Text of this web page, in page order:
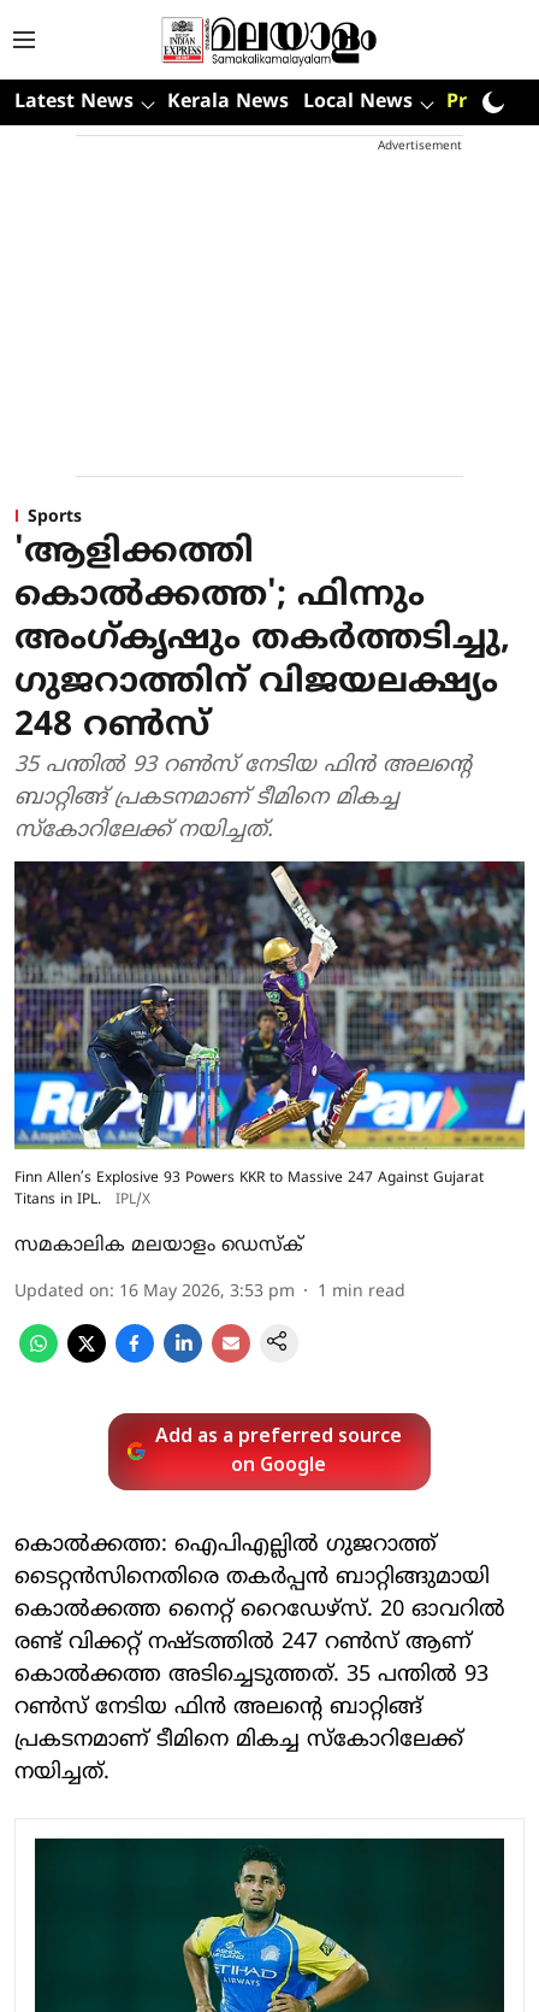
Latest News Kerala News Local News Premium
Advertisement
Sports
'ആളിക്കത്തി
കൊൽക്കത്ത'; ഫിന്നും
അംഗ്കൃഷും തകർത്തടിച്ചു,
ഗുജറാത്തിന് വിജയലക്ഷ്യം
248 റൺസ്
35 പന്തിൽ 93 റൺസ് നേടിയ ഫിൻ അലന്റെ
ബാറ്റിങ്ങ് പ്രകടനമാണ് ടീമിനെ മികച്ച
സ്കോറിലേക്ക് നയിച്ചത്.
Finn Allen’s Explosive 93 Powers KKR to Massive 247 Against Gujarat
Titans in IPL.
IPL/X
സമകാലിക മലയാളം ഡെസ്ക്
Updated on: 16 May 2026, 3:53 pm 1 min read
Add as a preferred source
on Google
കൊൽക്കത്ത: ഐപിഎല്ലിൽ ഗുജറാത്ത്
ടൈറ്റൻസിനെതിരെ തകർപ്പൻ ബാറ്റിങ്ങുമായി
കൊൽക്കത്ത നൈറ്റ് റൈഡേഴ്‌സ്. 20 ഓവറിൽ
രണ്ട് വിക്കറ്റ് നഷ്ടത്തിൽ 247 റൺസ് ആണ്
കൊൽക്കത്ത അടിച്ചെടുത്തത്. 35 പന്തിൽ 93
റൺസ് നേടിയ ഫിൻ അലന്റെ ബാറ്റിങ്ങ്
പ്രകടനമാണ് ടീമിനെ മികച്ച സ്കോറിലേക്ക്
നയിച്ചത്.